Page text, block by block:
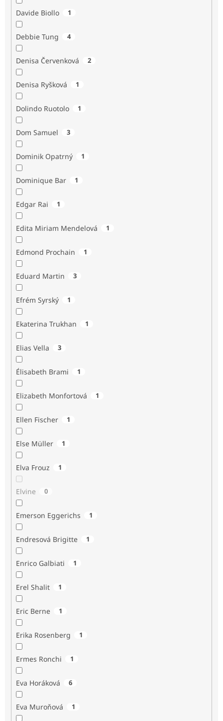
Davide Biollo 1
Debbie Tung 4
Denisa Červenková 2
Denisa Ryšková 1
Dolindo Ruotolo 1
Dom Samuel 3
Dominik Opatrný 1
Dominique Bar 1
Edgar Rai 1
Edita Miriam Mendelová 1
Edmond Prochain 1
Eduard Martin 3
Efrém Syrský 1
Ekaterina Trukhan 1
Elias Vella 3
Élisabeth Brami 1
Elizabeth Monfortová 1
Ellen Fischer 1
Else Müller 1
Elva Frouz 1
Elvine 0
Emerson Eggerichs 1
Endresová Brigitte 1
Enrico Galbiati 1
Erel Shalit 1
Eric Berne 1
Erika Rosenberg 1
Ermes Ronchi 1
Eva Horáková 6
Eva Muroňová 1